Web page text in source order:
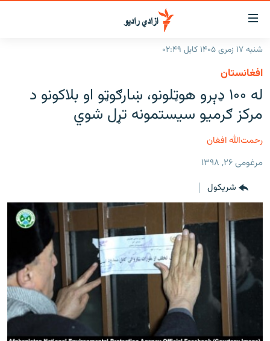
د
لاسرسۍ
وړ
لېنکونه
متن
ورتلل
اصلي
ته
لټون
پاڼې
مراجعه
راپورونه
افغانستان
خبرونه
اونیزې خپرونې
انځوریزه برخه
ورزش
د کډوالۍ بحران
'کووېډ-۱۹'
اړیکه
دري پاڼه
Azadi English
شنبه ۱۷ زمری ۱۴۰۵ کابل ۰۲:۴۹
افغانستان
له ۱۰۰ ډېرو هوټلونو، ښارګوټو او بلاکونو د
مرکز ګرمیو سیستمونه تړل شوي
رحمت‌الله افغان
مرغومی ۲۶, ۱۳۹۸
شريکول